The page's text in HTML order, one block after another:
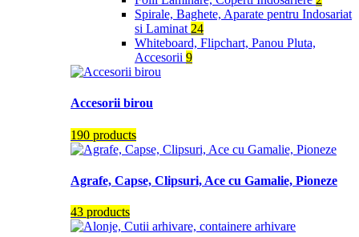
Spirale, Baghete, Aparate pentru Indosariat
si Laminat 24
Whiteboard, Flipchart, Panou Pluta,
Accesorii 9
Accesorii birou
190 products
Agrafe, Capse, Clipsuri, Ace cu Gamalie, Pioneze
43 products